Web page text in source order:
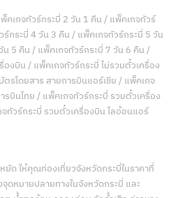
คเกจทัวร์กระบี่ 2 วัน 1 คืน / แพ็คเกจทัวร์
กระบี่ 4 วัน 3 คืน / แพ็คเกจทัวร์กระบี่ 5 วัน
5 คืน / แพ็คเกจทัวร์กระบี่ 7 วัน 6 คืน /
งบิน / แพ็คเกจทัวร์กระบี่ ไม่รวมตั๋วเครื่อง
รโดยสาร สายการบินแอร์เชีย / แพ็คเกจ
รบินไทย / แพ็คเกจทัวร์กระบี่ รวมตั๋วเครื่อง
ทัวร์กระบี่ รวมตั๋วเครื่องบิน ไลอ้อนแอร์
ยัด ให้คุณท่องเที่ยวจังหวัดกระบี่ในราคาที่
ดหมายปลายทางในจังหวัดกระบี่ และ